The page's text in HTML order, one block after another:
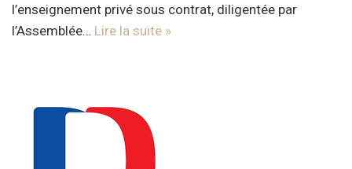
l’enseignement privé sous contrat, diligentée par
l’Assemblée… Lire la suite »